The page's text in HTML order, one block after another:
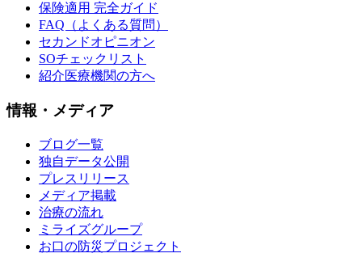
保険適用 完全ガイド
FAQ（よくある質問）
セカンドオピニオン
SOチェックリスト
紹介医療機関の方へ
情報・メディア
ブログ一覧
独自データ公開
プレスリリース
メディア掲載
治療の流れ
ミライズグループ
お口の防災プロジェクト